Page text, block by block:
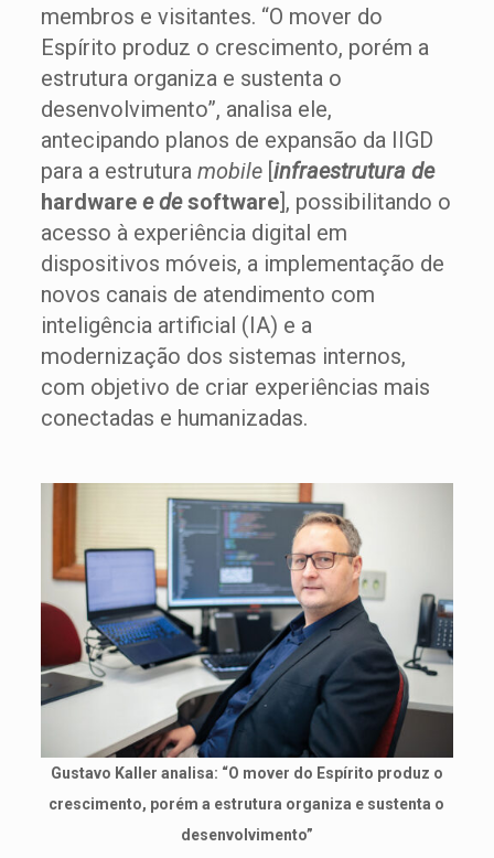
membros e visitantes. “O mover do
Espírito produz o crescimento, porém a
estrutura organiza e sustenta o
desenvolvimento”, analisa ele,
antecipando planos de expansão da IIGD
para a estrutura mobile [infraestrutura de
hardware e desoftware], possibilitando o
acesso à experiência digital em
dispositivos móveis, a implementação de
novos canais de atendimento com
inteligência artificial (IA) e a
modernização dos sistemas internos,
com objetivo de criar experiências mais
conectadas e humanizadas.
Gustavo Kaller analisa: “O mover do Espírito produz o
crescimento, porém a estrutura organiza e sustenta o
desenvolvimento”